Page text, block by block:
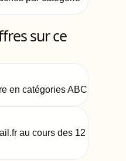
sur ce
en catégories ABC
au cours des 12